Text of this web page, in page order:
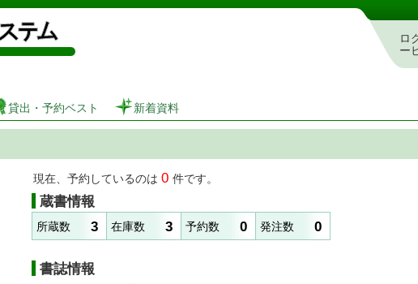
図書館 蔵書検索・予約システム
ロ
ー
貸出・予約ベスト 新着資料
現在、予約しているのは 0 件です。
蔵書情報
所蔵数 3 在庫数 3 予約数 0 発注数 0
書誌情報